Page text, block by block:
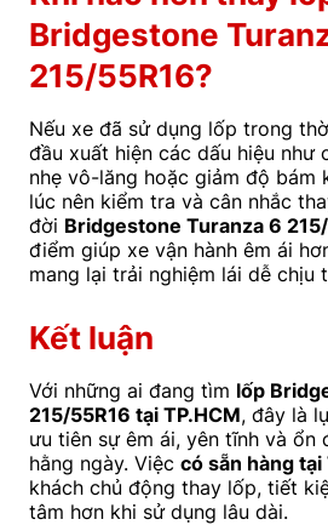
Bridgestone
215/55R16?
Nếu xe đã sử dụng lốp trong
đầu xuất hiện các dấu hiệu như
nhẹ vô-lăng hoặc giảm độ bám
lúc nên kiểm tra và cân nhắc
đời Bridgestone Turanza 6
điểm giúp xe vận hành êm ái
mang lại trải nghiệm lái dễ chịu
Kết luận
Với những ai đang tìm lốp
215/55R16 tại TP.HCM, đây là
ưu tiên sự êm ái, yên tĩnh và ổn
hằng ngày. Việc có sẵn hàng tại
khách chủ động thay lốp, tiết
tâm hơn khi sử dụng lâu dài.